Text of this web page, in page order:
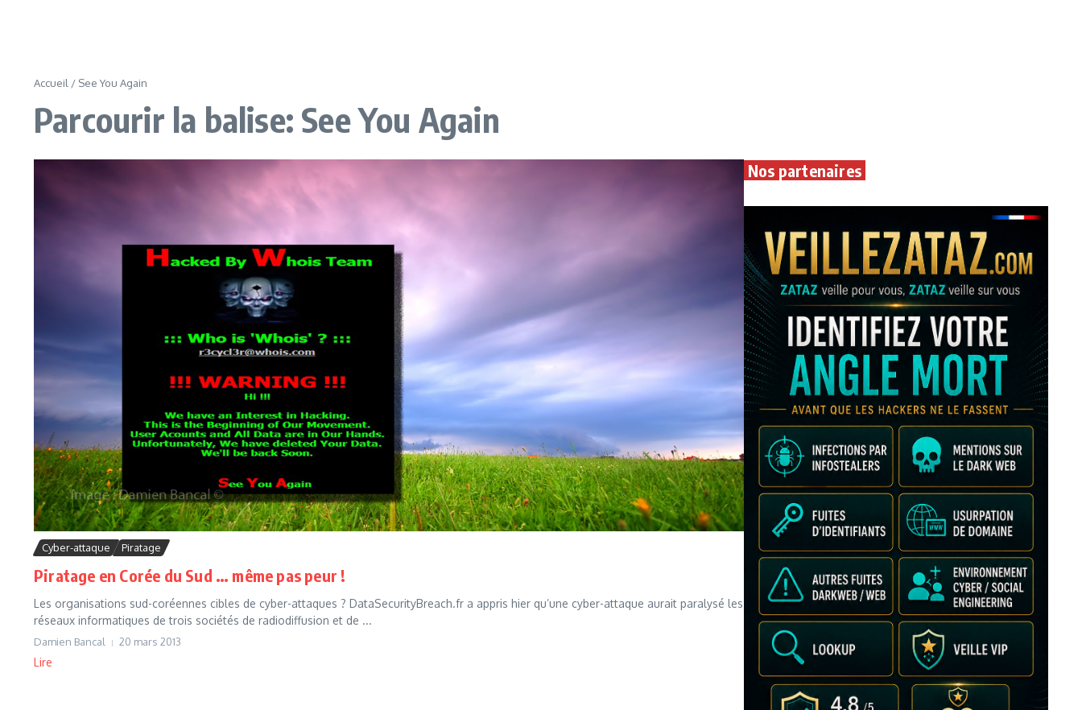
Accueil / See You Again
Parcourir la balise: See You Again
Cyber-attaque Piratage
Piratage en Corée du Sud … même pas peur !
Les organisations sud-coréennes cibles de cyber-attaques ? DataSecurityBreach.fr a appris hier qu’une cyber-attaque aurait paralysé les
réseaux informatiques de trois sociétés de radiodiffusion et de ...
Damien Bancal 20 mars 2013
Lire
Nos partenaires